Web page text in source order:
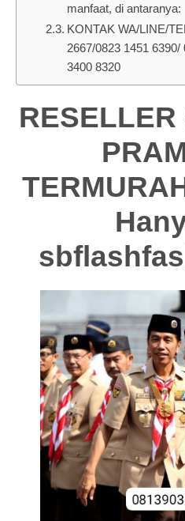
manfaat, di antaranya:
KONTAK WA/LINE/
2667/0823 1451
3400 8320